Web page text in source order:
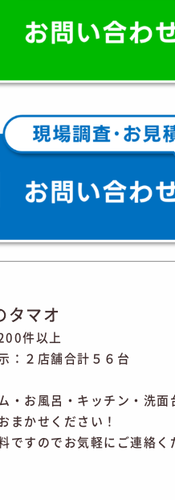
タマオ
件以上
：２店舗合計５６台
・お風呂・キッチン・洗
まかせください！
ですのでお気軽にご連絡く